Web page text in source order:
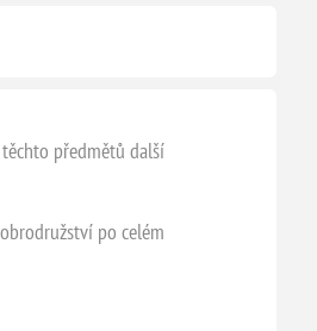
předmětů další
po celém